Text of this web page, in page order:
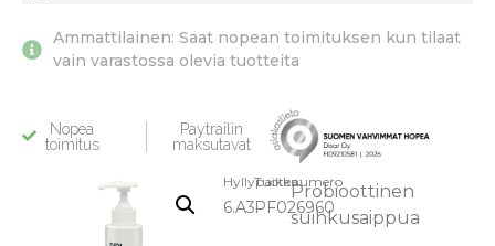
Hyllypaikka:
6.A3
Tuotenumero
PF026960
Probioottinen
suihkusaippua
Ammattilainen: Saat nopean toimituksen kun tilaat
vain varastossa olevia tuotteita
Nopea
toimitus
Paytrailin
maksutavat